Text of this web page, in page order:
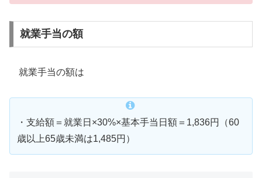
就業手当の額
就業手当の額は
・支給額＝就業日×30%×基本手当日額＝1,836円（60
歳以上65歳未満は1,485円）